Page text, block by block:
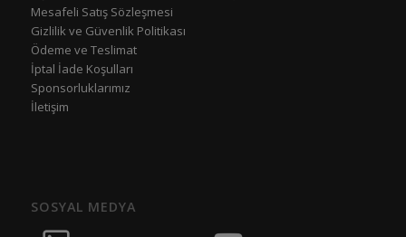
Mesafeli Satış Sözleşmesi
Gizlilik ve Güvenlik Politikası
Ödeme ve Teslimat
İptal İade Koşulları
Sponsorluklarımız
İletişim
SOSYAL MEDYA